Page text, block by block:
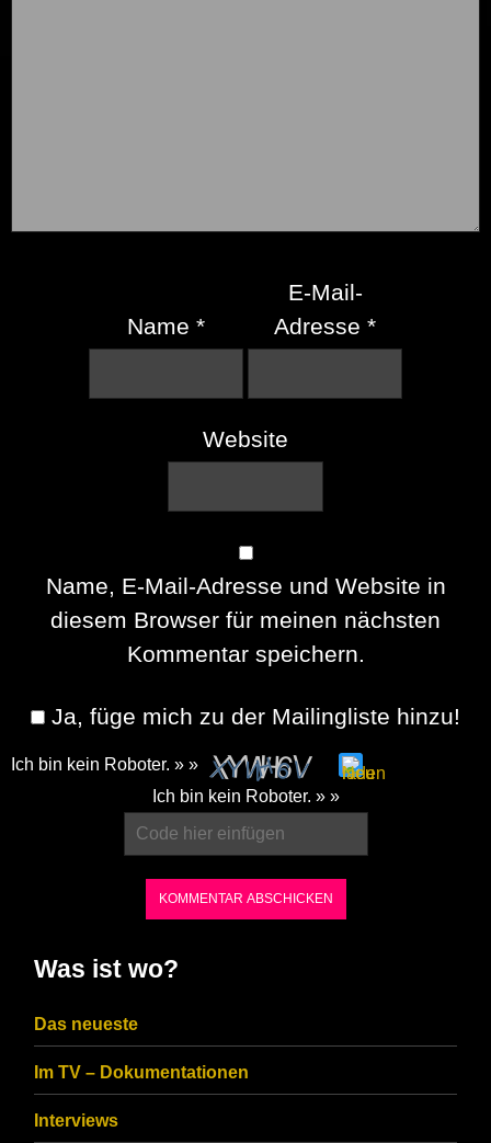
Name *
E-Mail-
Adresse*
Website
Name, E-Mail-Adresse und Website in
diesem Browser für meinen nächsten
Kommentar speichern.
Ja, füge mich zu der Mailingliste hinzu!
Ich bin kein Roboter. » »
CAPTCHA
ensure
that
Ich bin kein Roboter. » »
Was ist wo?
Das neueste
Im TV – Dokumentationen
Interviews